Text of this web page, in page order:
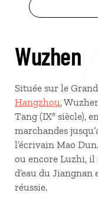
Wuzhen
Située sur le
Hangzhou,
Tang (IXe siècle),
marchandes
l’écrivain Mao
ou encore Luzhi, il
d’eau du Jiangnan
réussie.